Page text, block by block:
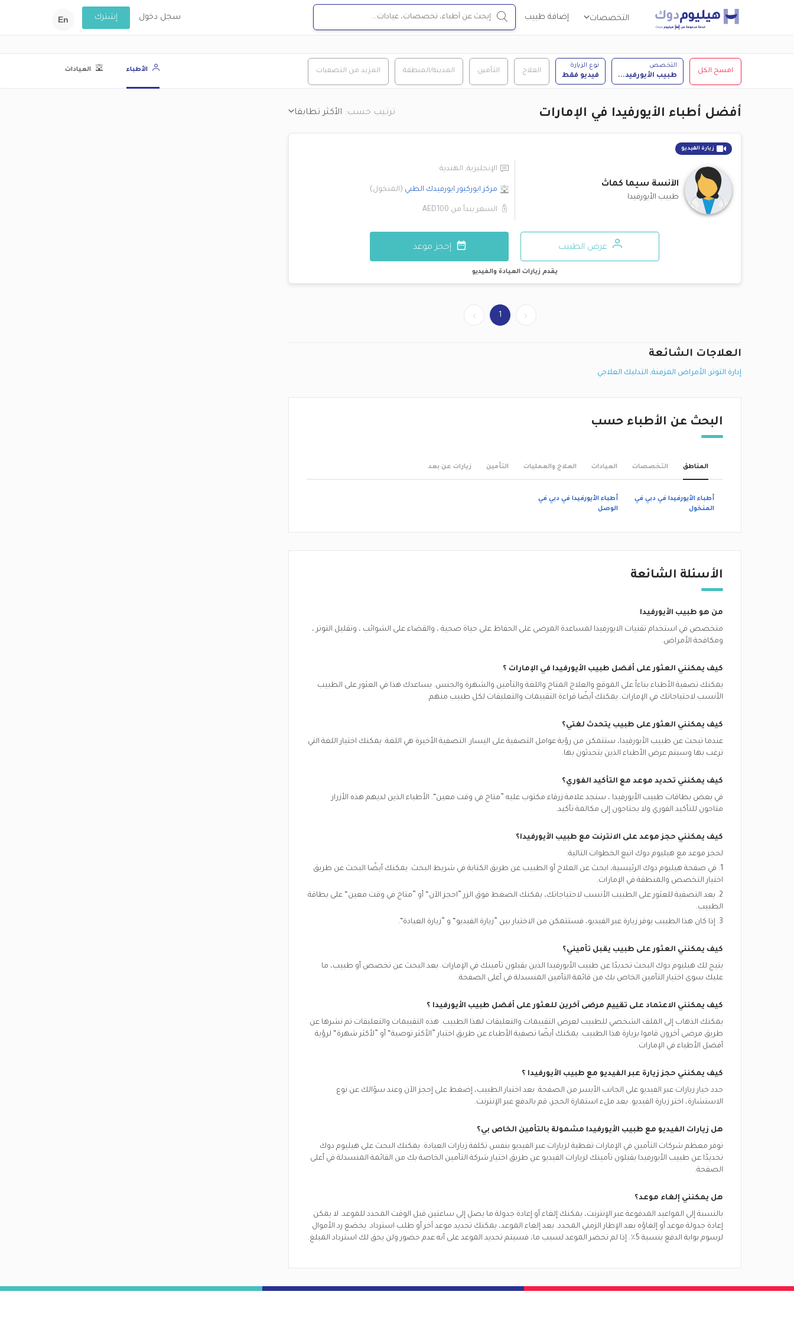
En التخصصات إضافة طبيب سجل دخول إشترك
امسح الكل
التخصص
طبيب الأيورفيد...
نوع الزيارة
فيديو فقط
العلاج التأمين المدينة/المنطقة المزيد من التصفيات الأطباء العيادات
ترتيب حسب: الأكثر تطابقا أفضل أطباء الأيورفيدا في الإمارات
زيارة الفيديو
الآنسة سيما كماث
طبيب الأيورفيدا
الإنجليزية, الهندية
مركز ايوركيور ايورفيدك الطبي (المنخول)
السعر يبدأ من AED100
عرض الطبيب إحجز موعد
يقدم زيارات العيادة والفيديو
1
العلاجات الشائعة
إدارة التوتر, الأمراض المزمنة, التدليك العلاجي
البحث عن الأطباء حسب
المناطق التخصصات العيادات العلاج والعمليات التأمين زيارات عن بعد
أطباء الأيورفيدا في دبي في
المنخول
أطباء الأيورفيدا في دبي في
الوصل
الأسئلة الشائعة
من هو طبيب الأيورفيدا
متخصص في استخدام تقنيات الايورفيدا لمساعدة المرضى على الحفاظ على حياة صحية ، والقضاء على الشوائب ، وتقليل التوتر ،
ومكافحة الأمراض.
كيف يمكنني العثور على أفضل طبيب الأيورفيدا في الإمارات ؟
يمكنك تصفية الأطباء بناءاً على الموقع والعلاج المتاح واللغة والتأمين والشهرة والجنس. يساعدك هذا في العثور على الطبيب
الأنسب لاحتياجاتك في الإمارات. يمكنك أيضًا قراءة التقييمات والتعليقات لكل طبيب منهم.
كيف يمكنني العثور على طبيب يتحدث لغتي؟
عندما تبحث عن طبيب الأيورفيدا، ستتمكن من رؤية عوامل التصفية على اليسار. التصفية الأخيرة هي اللغة. يمكنك اختيار اللغة التي
ترغب بها وسيتم عرض الأطباء الذين يتحدثون بها.
كيف يمكنني تحديد موعد مع التأكيد الفوري؟
في بعض بطاقات طبيب الأيورفيدا ، ستجد علامة زرقاء مكتوب عليه ”متاح في وقت معين“. الأطباء الذين لديهم هذه الأزرار
متاحون للتأكيد الفوري ولا يحتاجون إلى مكالمة تأكيد.
كيف يمكنني حجز موعد على الانترنت مع طبيب الأيورفيدا؟
لحجز موعد مع هيليوم دوك اتبع الخطوات التالية:
1. في صفحة هيليوم دوك الرئيسية، ابحث عن العلاج أو الطبيب عن طريق الكتابة في شريط البحث. يمكنك أيضًا البحث عن طريق
اختيار التخصص والمنطقة في الإمارات.
2. بعد التصفية للعثور على الطبيب الأنسب لاحتياجاتك، يمكنك الضغط فوق الزر ”احجز الآن“ أو ”متاح في وقت معين“ على بطاقة
الطبيب.
3. إذا كان هذا الطبيب يوفر زيارة عبر الفيديو، فستتمكن من الاختيار بين ”زيارة الفيديو“ و ”زيارة العيادة“.
كيف يمكنني العثور على طبيب يقبل تأميني؟
يتيح لك هيليوم دوك البحث تحديدًا عن طبيب الأيورفيدا الذين يقبلون تأمينك في الإمارات. بعد البحث عن تخصص أو طبيب، ما
عليك سوى اختيار التأمين الخاص بك من قائمة التأمين المنسدلة في أعلى الصفحة.
كيف يمكنني الاعتماد على تقييم مرضى آخرين للعثور على أفضل طبيب الأيورفيدا ؟
يمكنك الذهاب إلى الملف الشخصي للطبيب لعرض التقييمات والتعليقات لهذا الطبيب. هذه التقييمات والتعليقات تم نشرها عن
طريق مرضى آخرون قاموا بزيارة هذا الطبيب. يمكنك أيضًا تصفية الأطباء عن طريق اختيار ”الأكثر توصية“ أو ”لأكثر شهرة“ لرؤية
أفضل الأطباء في الإمارات.
كيف يمكنني حجز زيارة عبر الفيديو مع طبيب الأيورفيدا ؟
حدد خيار زيارات عبر الفيديو على الجانب الأيسر من الصفحة. بعد اختيار الطبيب، إضغط على إحجز الآن وعند سؤالك عن نوع
الاستشارة، اختر زيارة الفيديو. بعد ملء استمارة الحجز، قم بالدفع عبر الإنترنت.
هل زيارات الفيديو مع طبيب الأيورفيدا مشمولة بالتأمين الخاص بي؟
توفر معظم شركات التأمين في الإمارات تغطية لزيارات عبر الفيديو بنفس تكلفة زيارات العيادة. يمكنك البحث على هيليوم دوك
تحديدًا عن طبيب الأيورفيدا يقبلون تأمينك لزيارات الفيديو عن طريق اختيار شركة التأمين الخاصة بك من القائمة المنسدلة في أعلى
الصفحة.
هل يمكنني إلغاء موعد؟
بالنسبة إلى المواعيد المدفوعة عبر الإنترنت، يمكنك إلغاء أو إعادة جدولة ما يصل إلى ساعتين قبل الوقت المحدد للموعد. لا يمكن
إعادة جدولة موعد أو إلغاؤه بعد الإطار الزمني المحدد. بعد إلغاء الموعد، يمكنك تحديد موعد آخر أو طلب استرداد. يخضع رد الأموال
لرسوم بوابة الدفع بنسبة 5٪. إذا لم تحضر الموعد لسبب ما، فسيتم تحديد الموعد على أنه عدم حضور ولن يحق لك استرداد المبلغ.